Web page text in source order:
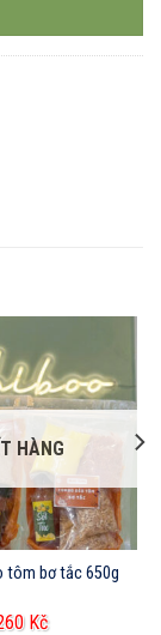
HÀNG
tôm bơ tắc 650g
Kč